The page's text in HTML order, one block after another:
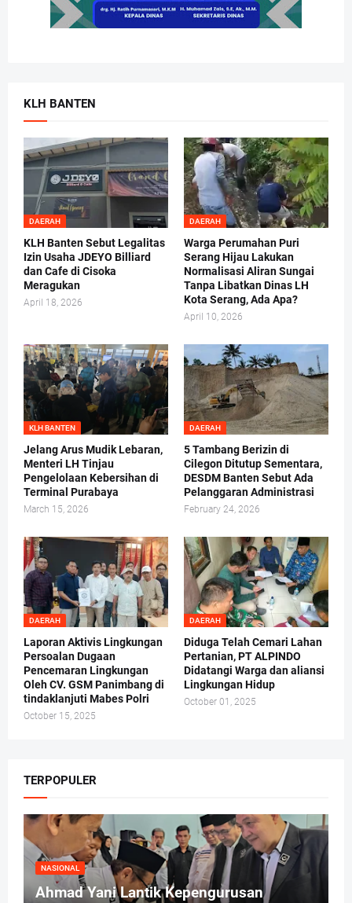
KLH BANTEN
DAERAH
KLH Banten Sebut Legalitas
Izin Usaha JDEYO Billiard
dan Cafe di Cisoka
Meragukan
April 18, 2026
DAERAH
Warga Perumahan Puri
Serang Hijau Lakukan
Normalisasi Aliran Sungai
Tanpa Libatkan Dinas LH
Kota Serang, Ada Apa?
April 10, 2026
KLH BANTEN
Jelang Arus Mudik Lebaran,
Menteri LH Tinjau
Pengelolaan Kebersihan di
Terminal Purabaya
March 15, 2026
DAERAH
5 Tambang Berizin di
Cilegon Ditutup Sementara,
DESDM Banten Sebut Ada
Pelanggaran Administrasi
February 24, 2026
DAERAH
Laporan Aktivis Lingkungan
Persoalan Dugaan
Pencemaran Lingkungan
Oleh CV. GSM Panimbang di
tindaklanjuti Mabes Polri
October 15, 2025
DAERAH
Diduga Telah Cemari Lahan
Pertanian, PT ALPINDO
Didatangi Warga dan aliansi
Lingkungan Hidup
October 01, 2025
TERPOPULER
NASIONAL
Ahmad Yani Lantik Kepengurusan